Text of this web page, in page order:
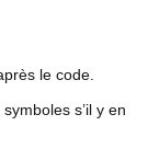
le code.
s’il y en